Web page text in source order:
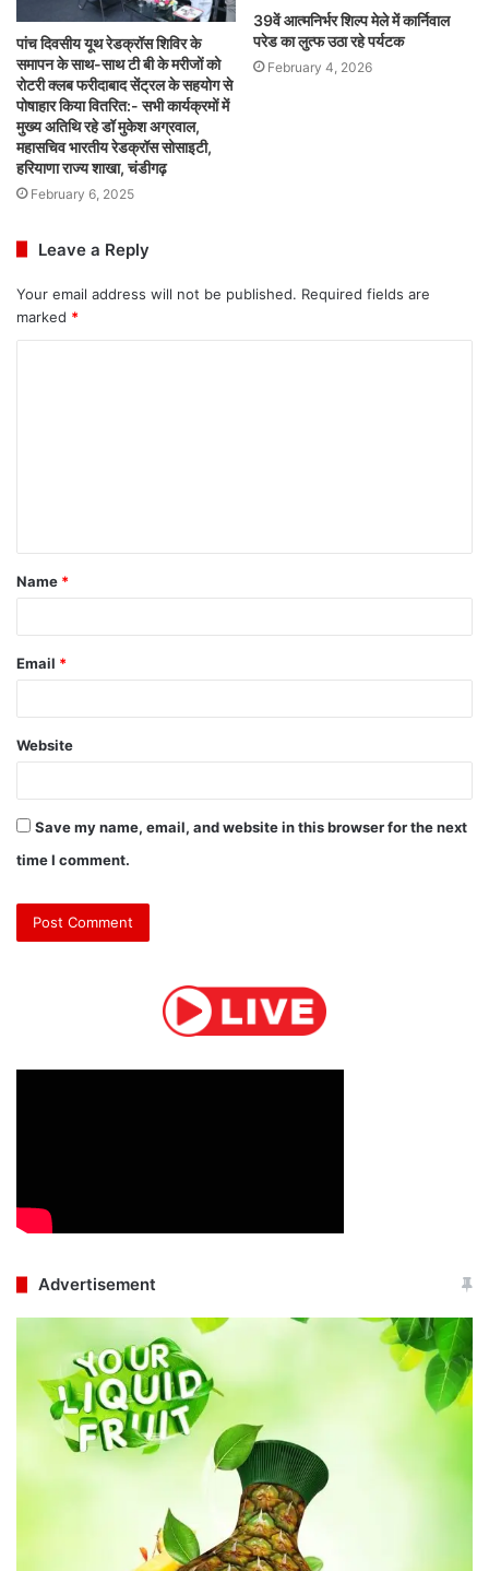
पांच दिवसीय यूथ रेडक्रॉस शिविर के
समापन के साथ-साथ टी बी के मरीजों को
रोटरी क्लब फरीदाबाद सेंट्रल के सहयोग से
पोषाहार किया वितरित:- सभी कार्यक्रमों में
मुख्य अतिथि रहे डॉ मुकेश अग्रवाल,
महासचिव भारतीय रेडक्रॉस सोसाइटी,
हरियाणा राज्य शाखा, चंडीगढ़
February 6, 2025
39वें आत्मनिर्भर शिल्प मेले में कार्निवाल
परेड का लुत्फ उठा रहे पर्यटक
February 4, 2026
Leave a Reply
Your email address will not be published. Required fields are
marked *
t
*
Name *
Email *
Website
Save my name, email, and website in this browser for the next
time I comment.
Advertisement